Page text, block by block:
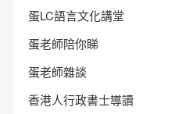
蛋LC語言文化講堂
蛋老師陪你睇
蛋老師雜談
香港人行政書士導讀